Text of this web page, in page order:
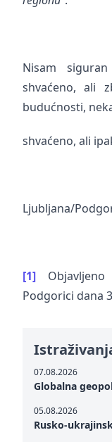
Nisam
shvaćeno, ali
budućnosti,
shvaćeno, ali
Ljubljana/
[1]
Podgorici dana
07.08.2026
05.08.2026
Rusko-